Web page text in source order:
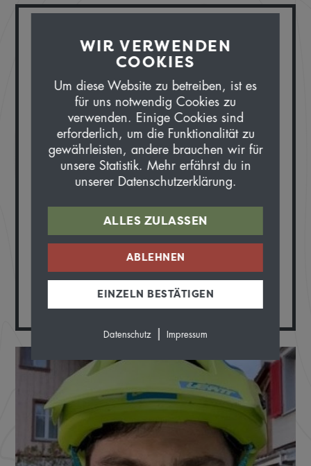
WARUM BEI UNS?
Ich liebe einfach die Begegnungen mit
tollen Menschen!
NIE OHNE…
Baldrian – bei Nervosität vor einer
technischen Abfahrt.
LIEBLINGSTOUR
WIR VERWENDEN
COOKIES
Um diese Website zu betreiben, ist es
für uns notwendig Cookies zu
verwenden. Einige Cookies sind
erforderlich, um die Funktionalität zu
gewährleisten, andere brauchen wir für
unsere Statistik. Mehr erfährst du in
unserer Datenschutzerklärung.
ALLES ZULASSEN
ABLEHNEN
EINZELN BESTÄTIGEN
Datenschutz| Impressum